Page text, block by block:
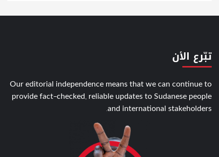
تبّرع الأن
Our editorial independence means that we can continue to
provide fact-checked, reliable updates to Sudanese people
and international stakeholders.